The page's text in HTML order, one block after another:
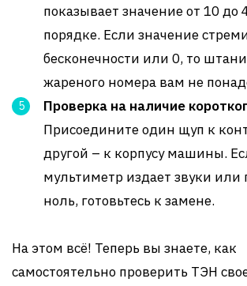
показывает значение от 10 до
порядке. Если значение
бесконечности или 0, то
жареного номера вам не
Проверка на наличие
Присоедините один щуп к
другой – к корпусу машины.
мультиметр издает звуки или
ноль, готовьтесь к замене.
На этом всё! Теперь вы знаете, как
самостоятельно проверить ТЭН